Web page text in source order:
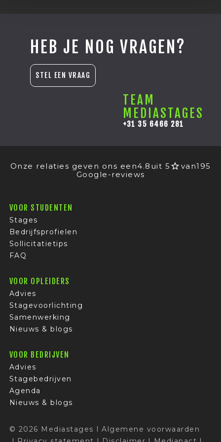
HEB JE NOG VRAGEN?
STEL EEN VRAAG
TEAM
MEDIASTAGES
+31 35 6466 281
Onze relaties geven ons een4.8 uit 5 van195
Google-reviews
VOOR STUDENTEN
Stages
Bedrijfsprofielen
Sollicitatietips
FAQ
VOOR OPLEIDERS
Advies
Stagevoorlichting
Samenwerking
Nieuws & blogs
VOOR BEDRIJVEN
Advies
Stagebedrijven
Agenda
Nieuws & blogs
© 2026 Mediastages I Algemene voorwaarden